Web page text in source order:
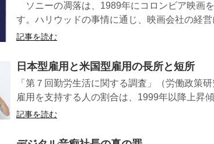
ソニーの凋落は、1989年にコロンビア映画
す。ハリウッドの事情に通じ、映画会社の経
記事を読む
日本型雇用と米国型雇用の長所と短所
「第７回勤労生活に関する調査」（労働政策
雇用を支持する人の割合は、1999年以降上昇
記事を読む